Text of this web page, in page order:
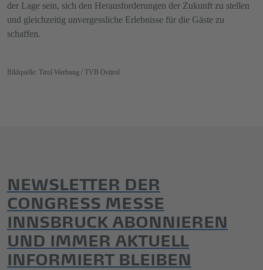
der Lage sein, sich den Herausforderungen der Zukunft zu stellen
und gleichzeitig unvergessliche Erlebnisse für die Gäste zu
schaffen.
Bildquelle: Tirol Werbung / TVB Ostirol
NEWSLETTER DER
CONGRESS MESSE
INNSBRUCK ABONNIEREN
UND IMMER AKTUELL
INFORMIERT BLEIBEN